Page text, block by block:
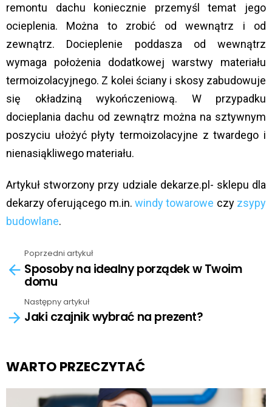
remontu dachu koniecznie przemyśl temat jego
ocieplenia. Można to zrobić od wewnątrz i od
zewnątrz. Docieplenie poddasza od wewnątrz
wymaga położenia dodatkowej warstwy materiału
termoizolacyjnego. Z kolei ściany i skosy zabudowuje
się okładziną wykończeniową. W przypadku
docieplania dachu od zewnątrz można na sztywnym
poszyciu ułożyć płyty termoizolacyjne z twardego i
nienasiąkliwego materiału.
Artykuł stworzony przy udziale dekarze.pl- sklepu dla
dekarzy oferującego m.in. windy towarowe czy zsypy
budowlane.
more
Poprzedni artykuł
Sposoby na idealny porządek w Twoim
domu
Następny artykuł
Jaki czajnik wybrać na prezent?
WARTO PRZECZYTAĆ